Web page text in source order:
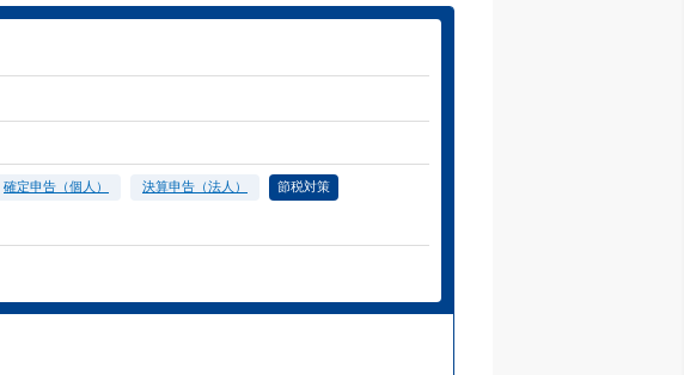
確定申告（個人） 決算申告（法人） 節税対策